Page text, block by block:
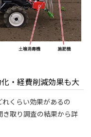
・経費削減効果も大
くらい効果があるの
取り調査の結果から詳